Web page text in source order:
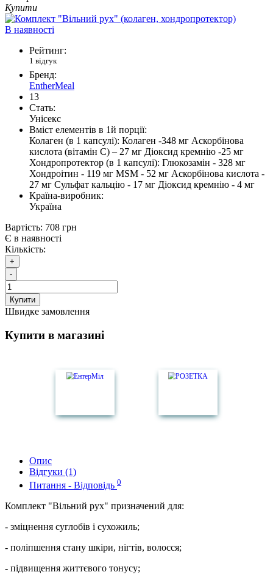
Купити
В наявності
Рейтинг:
1 відгук
Бренд:
EntherMeal
13
Стать:
Унісекс
Вміст елементів в 1й порції:
Колаген (в 1 капсулі): Колаген -348 мг Аскорбінова
кислота (вітамін С) – 27 мг Діоксид кремнію -25 мг
Хондропротектор (в 1 капсулі): Глюкозамін - 328 мг
Хондроітин - 119 мг MSM - 52 мг Аскорбінова кислота -
27 мг Сульфат кальцію - 17 мг Діоксид кремнію - 4 мг
Країна-виробник:
Україна
Вартість: 708 грн
Є в наявності
Кількість:
+
-
Купити
Швидке замовлення
Купити в магазині
Опис
Відгуки (1)
Питання - Відповідь 0
Комплект "Вільний рух" призначений для:
- зміцнення суглобів і сухожиль;
- поліпшення стану шкіри, нігтів, волосся;
- підвищення життєвого тонусу;